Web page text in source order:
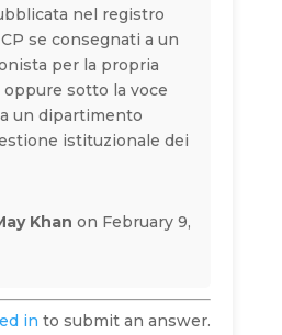
nel registro
se consegnati a un
per la propria
sotto la voce
un dipartimento
istituzionale dei
Khan on February 9,
in to submit an answer.